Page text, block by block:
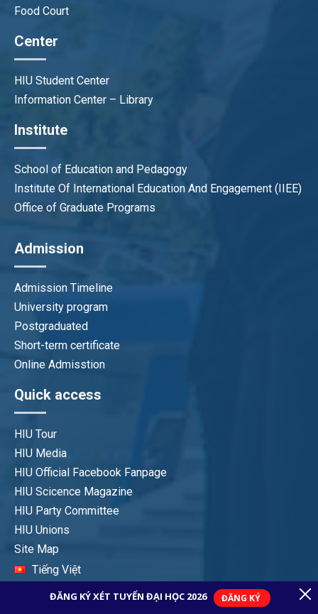
Food Court
Center
HIU Student Center
Information Center – Library
Institute
School of Education and Pedagogy
Institute Of International Education And Engagement (IIEE)
Office of Graduate Programs
Admission
Admission Timeline
University program
Postgraduated
Short-term certificate
Online Admisstion
Quick access
HIU Tour
HIU Media
HIU Official Facebook Fanpage
HIU Scicence Magazine
HIU Party Committee
HIU Unions
Site Map
Tiếng Việt